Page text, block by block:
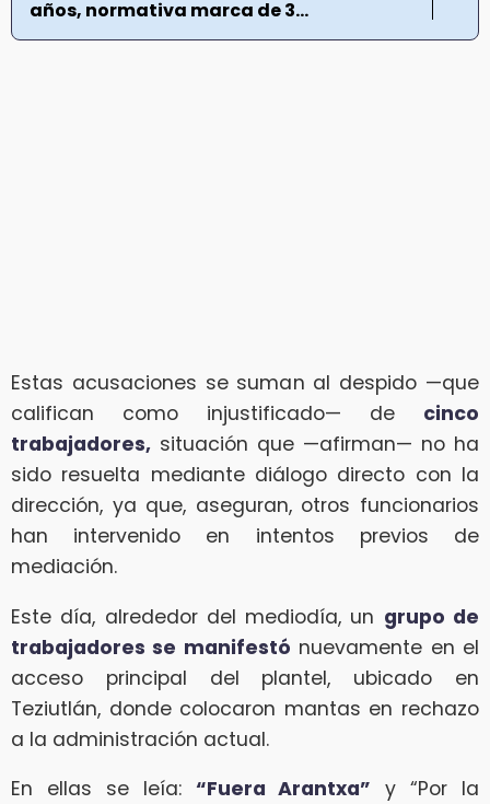
años, normativa marca de 3...
Estas acusaciones se suman al despido —que
califican como injustificado— de cinco
trabajadores, situación que —afirman— no ha
sido resuelta mediante diálogo directo con la
dirección, ya que, aseguran, otros funcionarios
han intervenido en intentos previos de
mediación.
Este día, alrededor del mediodía, un grupo de
trabajadores se manifestó nuevamente en el
acceso principal del plantel, ubicado en
Teziutlán, donde colocaron mantas en rechazo
a la administración actual.
En ellas se leía: “Fuera Arantxa” y “Por la